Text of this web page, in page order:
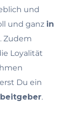
und
und ganz in
. Zudem
Loyalität
Du ein
.